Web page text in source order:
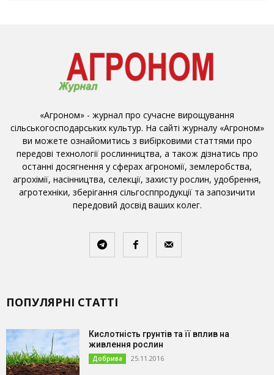
«Агроном» - журнал про сучасне вирощування
сільськогосподарських культур. На сайті журналу «Агроном»
ви можете ознайомитись з вибірковими статтями про
передові технології рослинництва, а також дізнатись про
останні досягнення у сферах агрономії, землеробства,
агрохімії, насінництва, селекції, захисту рослин, удобрення,
агротехніки, зберігання сільгосппродукції та запозичити
передовий досвід ваших колег.
ПОПУЛЯРНІ СТАТТІ
Кислотність грунтів та її вплив на
живлення рослин
Добрива 25.11.2016